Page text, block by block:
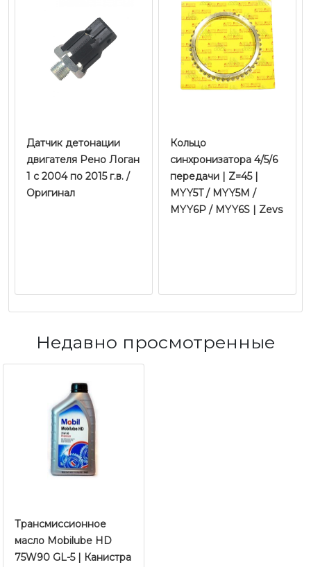
Датчик детонации
двигателя Рено Логан
1 c 2004 по 2015 г.в. /
Оригинал
Кольцо
синхронизатора 4/5/6
передачи | Z=45 |
MYY5T / MYY5M /
MYY6P / MYY6S | Zevs
Недавно просмотренные
Трансмиссионное
масло Mobilube HD
75W90 GL-5 | Канистра